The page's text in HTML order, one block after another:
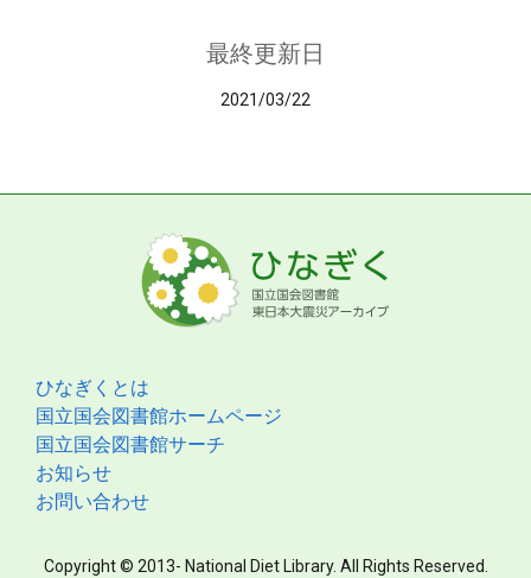
最終更新日
2021/03/22
ひなぎくとは
国立国会図書館ホームページ
国立国会図書館サーチ
お知らせ
お問い合わせ
Copyright © 2013- National Diet Library. All Rights Reserved.